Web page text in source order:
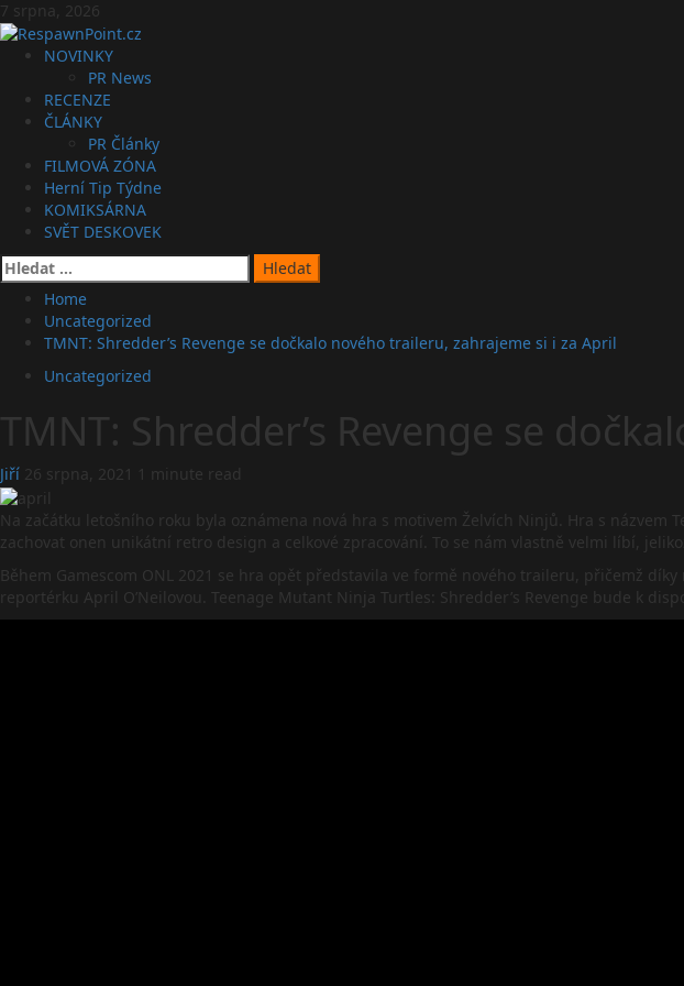
Skip
to
content
7 srpna, 2026
PrimaryNOVINKY
PR News
RECENZE
ČLÁNKY
PR Články
FILMOVÁ ZÓNA
Herní Tip Týdne
KOMIKSÁRNA
SVĚT DESKOVEK
Vyhledávání
Home
Uncategorized
TMNT: Shredder’s Revenge se dočkalo nového traileru, zahrajeme si i za April
Uncategorized
TMNT: Shredder’s Revenge se
Jiří 26 srpna, 2021 1 minute read
Na začátku letošního roku byla oznámena nová hra s motivem Želvích Ninjů. Hra s názvem
zachovat onen unikátní retro design a celkové zpracování. To se nám vlastně velmi líbí,
Během Gamescom ONL 2021 se hra opět představila ve formě nového traileru, přičemž
reportérku April O’Neilovou. Teenage Mutant Ninja Turtles: Shredder’s Revenge bude k